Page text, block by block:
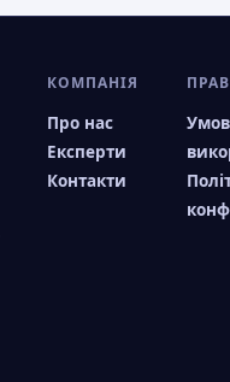
КОМПАНІЯ
Про нас
Експерти
Контакти